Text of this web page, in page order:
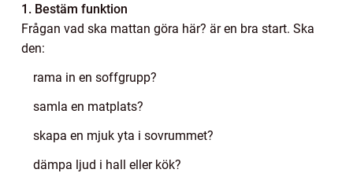
1. Bestäm funktion
Frågan vad ska mattan göra här? är en bra start. Ska
den:
rama in en soffgrupp?
samla en matplats?
skapa en mjuk yta i sovrummet?
dämpa ljud i hall eller kök?